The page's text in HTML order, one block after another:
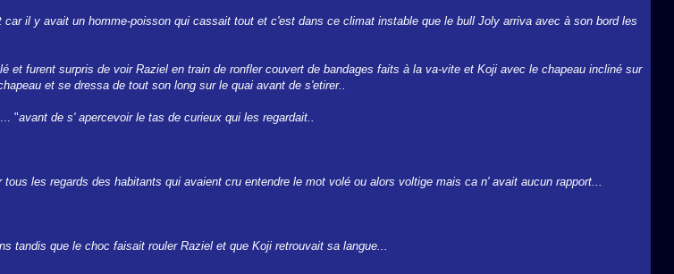
il y avait un homme-poisson qui cassait tout et c'est dans ce climat instable que le bull Joly arriva avec à son bord les
et furent surpris de voir Raziel en train de ronfler couvert de bandages faits à la va-vite et Koji avec le chapeau incliné sur
et se dressa de tout son long sur le quai avant de s'etirer..
"avant de s' apercevoir le tas de curieux qui les regardait..
les regards des habitants qui avaient cru entendre le mot volé ou alors voltige mais ca n' avait aucun rapport...
tandis que le choc faisait rouler Raziel et que Koji retrouvait sa langue...